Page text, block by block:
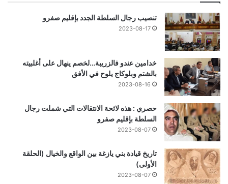
تنصيب رجال السلطة الجدد بإقليم صفرو
2023-08-17
خدامين عندو فالزريبة…لخصم ينهال على أغلبيته
بالشتم وبلوكاج يلوح في الأفق
2023-08-16
حصري : هذه لائحة الانتقالات التي شملت رجال
السلطة بإقليم صفرو
2023-08-07
تاريخ قيادة بني يازغة بين الواقع والخيال (الحلقة
الأولى)
2023-08-07